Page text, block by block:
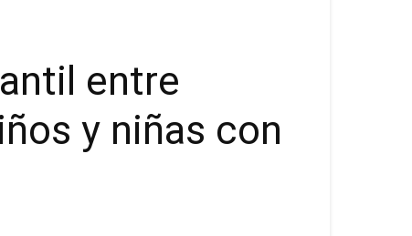
entre
y niñas con